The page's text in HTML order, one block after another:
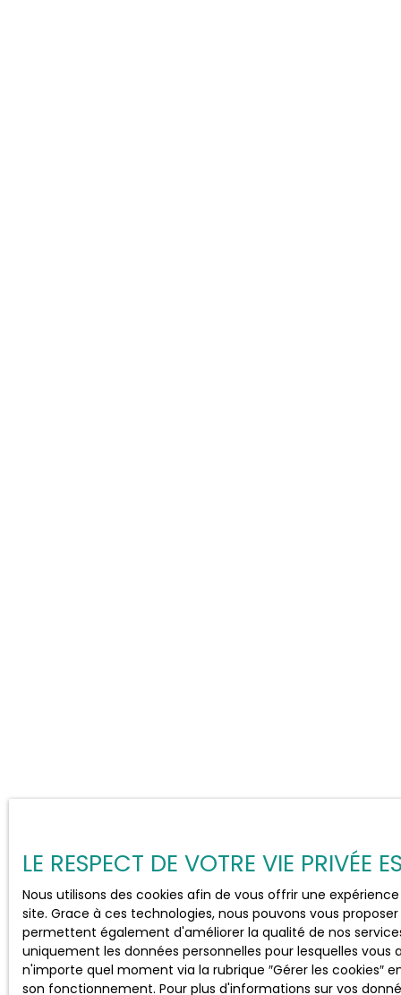
LE RESPECT DE VOTRE VIE PRIVÉE
Nous utilisons des cookies afin de vous offrir une
site. Grace à ces technologies, nous pouvons vous
permettent également d'améliorer la qualité de nos
uniquement les données personnelles pour lesquelles
n'importe quel moment via la rubrique ″Gérer les cookies″
son fonctionnement. Pour plus d'informations sur vos